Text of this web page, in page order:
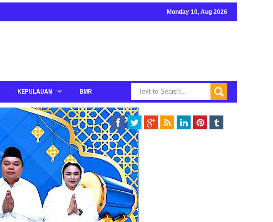
Monday 10, Aug 2026
KEPULAUAN BMR